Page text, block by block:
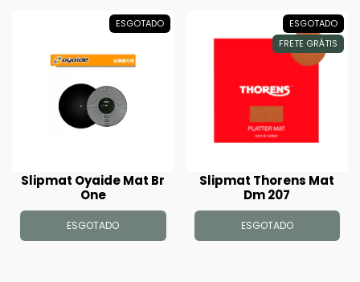
ESGOTADO
Slipmat Oyaide Mat Br
One
ESGOTADO
ESGOTADO
FRETE GRÁTIS
Slipmat Thorens Mat
Dm 207
ESGOTADO